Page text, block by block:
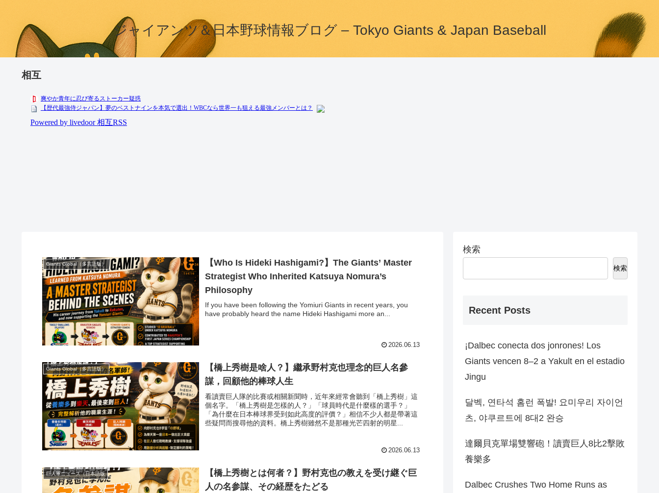
ジャイアンツ＆日本野球情報ブログ – Tokyo Giants & Japan Baseball
相互
Giants Global（多言語版）
【Who Is Hideki Hashigami?】The Giants’ Master
Strategist Who Inherited Katsuya Nomura’s
Philosophy
If you have been following the Yomiuri Giants in recent years, you
have probably heard the name Hideki Hashigami more an...
2026.06.13
Giants Global（多言語版）
【橋上秀樹是啥人？】繼承野村克也理念的巨人名參
謀，回顧他的棒球人生
看讀賣巨人隊的比賽或相關新聞時，近年來經常會聽到「橋上秀樹」這
個名字。「橋上秀樹是怎樣的人？」「球員時代是什麼樣的選手？」
「為什麼在日本棒球界受到如此高度的評價？」相信不少人都是帶著這
些疑問而搜尋他的資料。橋上秀樹雖然不是那種光芒四射的明星...
2026.06.13
巨人軍ニュース（日本語版
【橋上秀樹とは何者？】野村克也の教えを受け継ぐ巨
人の名参謀、その経歴をたどる
検索
検索
Recent Posts
¡Dalbec conecta dos jonrones! Los
Giants vencen 8–2 a Yakult en el estadio
Jingu
달벡, 연타석 홈런 폭발! 요미우리 자이언
츠, 야쿠르트에 8대2 완승
達爾貝克單場雙響砲！讀賣巨人8比2擊敗
養樂多
Dalbec Crushes Two Home Runs as